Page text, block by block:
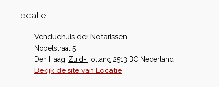
Locatie
Venduehuis der Notarissen
Nobelstraat 5
Den Haag Zuid-Holland 2513 BC Nederland
Bekijk de site van Locatie